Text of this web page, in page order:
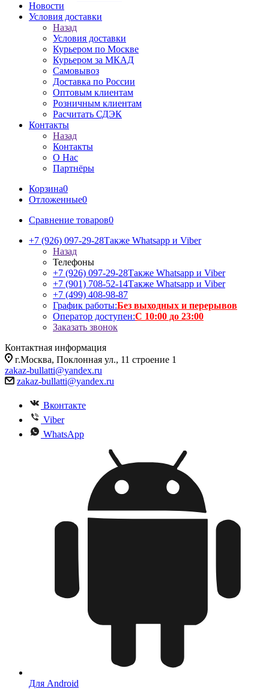
Новости
Условия доставки
Назад
Условия доставки
Курьером по Москве
Курьером за МКАД
Самовывоз
Доставка по России
Оптовым клиентам
Розничным клиентам
Расчитать СДЭК
Контакты
Назад
Контакты
О Нас
Партнёры
Корзина0
Отложенные0
Сравнение товаров0
+7 (926) 097-29-28Также Whatsapp и Viber
Назад
Телефоны
+7 (926) 097-29-28Также Whatsapp и Viber
+7 (901) 708-52-14Также Whatsapp и Viber
+7 (499) 408-98-87
График работы:Без выходных и перерывов
Оператор доступен:С 10:00 до 23:00
Заказать звонок
Контактная информация
г.Москва, Поклонная ул., 11 строение 1
zakaz-bullatti@yandex.ru
zakaz-bullatti@yandex.ru
Вконтакте
Viber
WhatsApp
Для Android